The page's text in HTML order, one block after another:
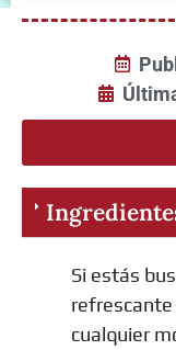
Si estás
refrescante
cualquier